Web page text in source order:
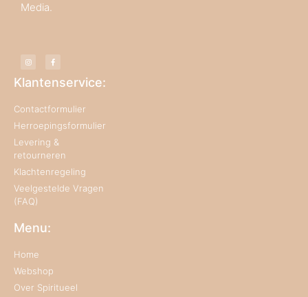
Media.
Klantenservice:
Contactformulier
Herroepingsformulier
Levering &
retourneren
Klachtenregeling
Veelgestelde Vragen
(FAQ)
Menu:
Home
Webshop
Over Spiritueel